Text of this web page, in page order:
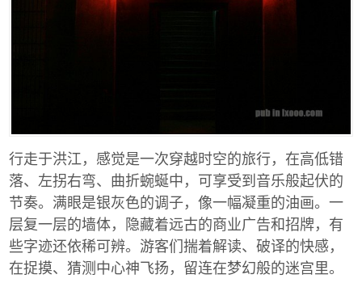
行走于洪江，感觉是一次穿越时空的旅行，在高低错
落、左拐右弯、曲折蜿蜒中，可享受到音乐般起伏的
节奏。满眼是银灰色的调子，像一幅凝重的油画。一
层复一层的墙体，隐藏着远古的商业广告和招牌，有
些字迹还依稀可辨。游客们揣着解读、破译的快感，
在捉摸、猜测中心神飞扬，留连在梦幻般的迷宫里。